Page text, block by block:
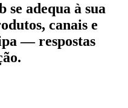
se adequa à sua
canais e
— respostas